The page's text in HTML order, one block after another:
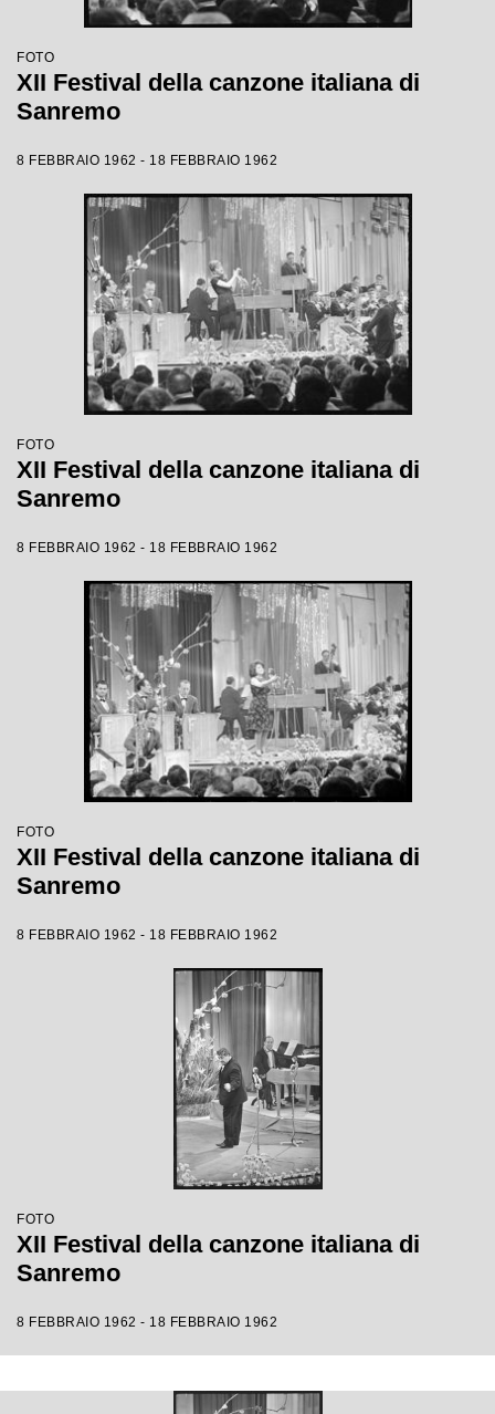
FOTO
XII Festival della canzone italiana di
Sanremo
8 FEBBRAIO 1962 - 18 FEBBRAIO 1962
FOTO
XII Festival della canzone italiana di
Sanremo
8 FEBBRAIO 1962 - 18 FEBBRAIO 1962
FOTO
XII Festival della canzone italiana di
Sanremo
8 FEBBRAIO 1962 - 18 FEBBRAIO 1962
FOTO
XII Festival della canzone italiana di
Sanremo
8 FEBBRAIO 1962 - 18 FEBBRAIO 1962